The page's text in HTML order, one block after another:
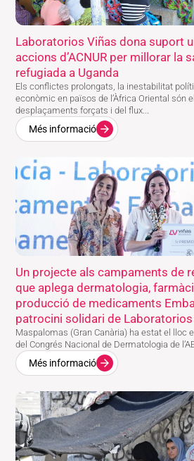
Laboratorios Viñas dona suport
accions d’ACNUR per millorar la
refugiada a Uganda
Els conflictes prolongats, la inestabilitat
econòmic en països de l’Àfrica Oriental són
desplaçaments forçats i del flux...
Més informació
Un projecte als campaments de
que aplega dermatologia,
producció de medicaments
patrocini solidari de Laboratorios
Maspalomas (Gran Canària) ha estat el lloc
del Congrés Nacional de Dermatologia de
Més informació